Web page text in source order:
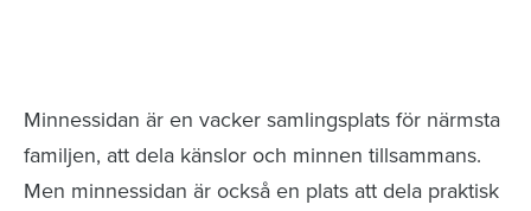
Minnessidan är en vacker samlingsplats för närmsta
familjen, att dela känslor och minnen tillsammans.
Men minnessidan är också en plats att dela praktisk